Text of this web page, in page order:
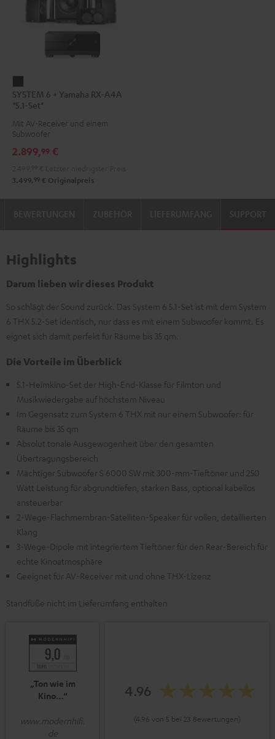
6
+
Yamaha
A4A
Set"
SYSTEM 6 + Yamaha RX-A4A
"5.1-Set"
Mit AV-Receiver und einem
Subwoofer
2.899,99 €
3.499, 99 € Originalpreis
SUPPORT
Highlights
Darum lieben wir dieses Produkt
So schlägt der Sound zurück. Das System 6 5.1-Set ist mit dem System
6 THX 5.2-Set identisch, nur dass es mit einem Subwoofer kommt. Es
eignet sich damit perfekt für Räume bis 35 qm.
Die Vorteile im Überblick
5.1-Heimkino-Set der High-End-Klasse für Filmton und
Musikwiedergabe auf höchstem Niveau
Im Gegensatz zum System 6 THX mit nur einem Subwoofer: für
Räume bis 35 qm
Absolut tonale Ausgewogenheit über den gesamten
Übertragungsbereich
Mächtiger Subwoofer S 6000 SW mit 300-mm-Tieftöner und 250
Watt Leistung für abgrundtiefen, starken Bass, optional kabellos
ansteuerbar
2-Wege-Flachmembran-Satelliten-Speaker für vollen, detaillierten
Klang
3-Wege-Dipole mit integriertem Tieftöner für den Rear-Bereich für
echte Kinoatmosphäre
Geeignet für AV-Receiver mit und ohne THX-Lizenz
Standfüße nicht im Lieferumfang enthalten
„Ton wie im
Kino…“
www.modernhifi.
de
4.96
(4.96 von 5 bei 23 Bewertungen)